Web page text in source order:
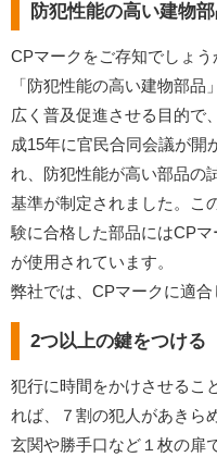
防犯性能の高い建物
CPマークをご存知でしょう
「防犯性能の高い建物部品
広く普及促進させる目的で
成15年に官民合同会議が開
れ、防犯性能が高い部品の
基準が制定されました。こ
験に合格した部品にはCPマ
が使用されています。
弊社では、CPマークに適合
2つ以上の鍵をつける
犯行に時間をかけさせるこ
れば、７割の犯人があきら
玄関や勝手口など１枚の扉